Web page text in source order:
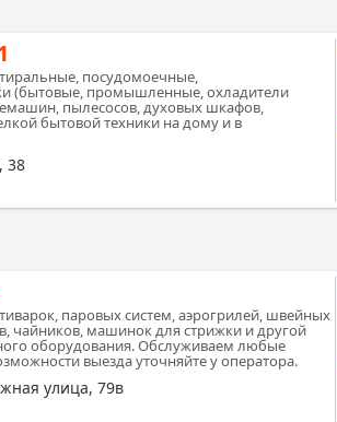
посудомоечные,
(бытовые, промышленные, охладители
пылесосов, духовых шкафов,
бытовой техники на дому и в
38
паровых систем, аэрогрилей, швейных
чайников, машинок для стрижки и другой
оборудования. Обслуживаем любые
выезда уточняйте у оператора.
улица, 79в